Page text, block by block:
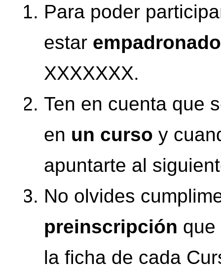
Para poder
estar empadronado
XXXXXXX.
Ten en cuenta que
en un curso y
apuntarte al
No olvides
preinscripción que
la ficha de cada